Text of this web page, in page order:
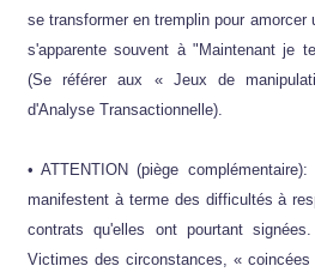
se transformer en tremplin pour amorcer
s'apparente souvent à "Maintenant je
(Se référer aux « Jeux de
d'Analyse Transactionnelle).
• ATTENTION (piège
manifestent à terme des difficultés à
contrats qu'elles ont pourtant
Victimes des circonstances, « coincées